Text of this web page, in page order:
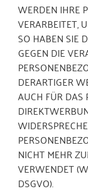
WERDEN IHRE
VERARBEITET,
SO HABEN SIE
GEGEN DIE
DERARTIGER
AUCH FÜR DAS
NICHT MEHR
VERWENDET
DSGVO).